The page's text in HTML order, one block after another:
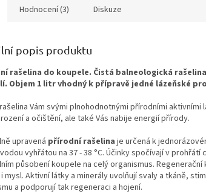
Hodnocení (3) Diskuze
popis produktu
rašelina do koupele. Čistá balneologická
Objem 1 litr vhodný k přípravě jedné lázeňské
Vám svými plnohodnotnými přírodními aktivními
a očištění, ale také Vás nabije energií přírody.
upravená přírodní rašelina je určená k
vyhřátou na 37 - 38 °C. Účinky spočívají v
působení koupele na celý organismus.
mysl. Aktivní látky a minerály uvolňují svaly a tkáně,
a podporují tak regeneraci a hojení.